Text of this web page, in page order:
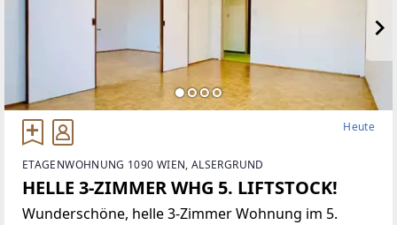
Heute
ETAGENWOHNUNG 1090 WIEN, ALSERGRUND
HELLE 3-ZIMMER WHG 5. LIFTSTOCK!
Wunderschöne, helle 3-Zimmer Wohnung im 5.